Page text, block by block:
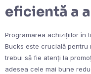
eficientă a
Programarea achizițiilor în
Bucks este crucială pentru
trebui să fie atenți la
adesea cele mai bune